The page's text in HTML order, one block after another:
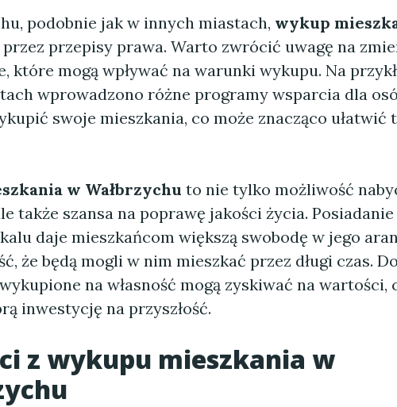
podobnie jak w innych miastach, wykup
przepisy prawa. Warto zwrócić uwagę na
które mogą wpływać na warunki wykupu. Na
wprowadzono różne programy wsparcia dla
swoje mieszkania, co może znacząco ułatwić
w Wałbrzychu to nie tylko możliwość
także szansa na poprawę jakości życia. Posiadanie
daje mieszkańcom większą swobodę w jego
że będą mogli w nim mieszkać przez długi czas.
na własność mogą zyskiwać na wartości,
inwestycję na przyszłość.
z wykupu mieszkania w